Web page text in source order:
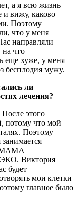
а я всю жизнь
и вижу, каково
Поэтому
что у меня
направляли
на что
еще хуже, у меня
бесплодия мужу.
ли
лечения?
этого
потому что мой
Поэтому
МАМА
ЭКО. Виктория
будет
мои клетки
главное было